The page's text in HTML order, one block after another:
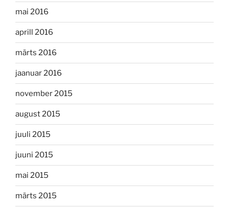
mai 2016
aprill 2016
märts 2016
jaanuar 2016
november 2015
august 2015
juuli 2015
juuni 2015
mai 2015
märts 2015